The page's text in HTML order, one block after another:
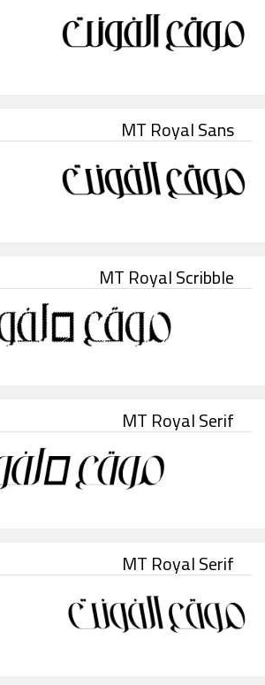
MT Royal Sans
MT Royal Scribble
MT Royal Serif
MT Royal Serif